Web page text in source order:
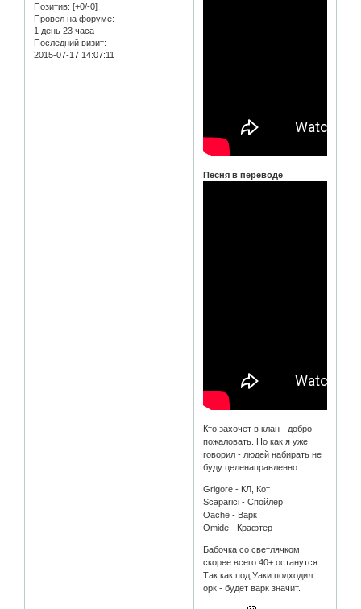
Позитив: [+0/-0]
Провел на форуме:
1 день 23 часа
Последний визит:
2015-07-17 14:07:11
Песня в переводе
Кто захочет в клан - добро
пожаловать. Но как я уже
говорил - людей набирать не
буду целенаправленно.
Grigore - КЛ, Кот
Scaparici - Спойлер
Oache - Варк
Omide - Крафтер
Бабочка со светлячком
скорее всего 40+ останутся.
Так как под Уаки подходил
орк - будет варк значит.